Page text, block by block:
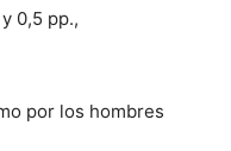
0,5 pp.,
por los hombres